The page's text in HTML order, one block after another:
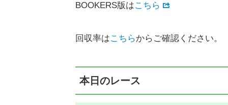
BOOKERS版はこちら
回収率はこちらからご確認ください。
本日のレース